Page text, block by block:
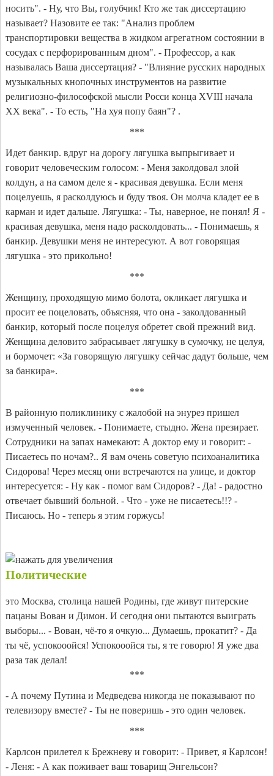
носить". - Ну, что Вы, голубчик! Кто же так диссертацию
называет? Назовите ее так: "Анализ проблем
транспортировки вещества в жидком агрегатном состоянии в
сосудах с перфорированным дном". - Профессор, а как
называлась Ваша диссертация? - "Влияние русских народных
музыкальных кнопочных инструментов на развитие
религиозно-философской мысли Росси конца ХVIII начала
ХХ века". - То есть, "На хуя попу баян"? .
***
Идет банкир. вдруг на дорогу лягушка выпрыгивает и
говорит человеческим голосом: - Меня заколдовал злой
колдун, а на самом деле я - красивая девушка. Если меня
поцелуешь, я расколдуюсь и буду твоя. Он молча кладет ее в
карман и идет дальше. Лягушка: - Ты, наверное, не понял! Я -
красивая девушка, меня надо расколдовать... - Понимаешь, я
банкир. Девушки меня не интересуют. А вот говорящая
лягушка - это прикольно!
***
Женщину, проходящую мимо болота, окликает лягушка и
просит ее поцеловать, объясняя, что она - заколдованный
банкир, который после поцелуя обретет свой прежний вид.
Женщина деловито забрасывает лягушку в сумочку, не целуя,
и бормочет: «За говорящую лягушку сейчас дадут больше, чем
за банкира».
***
В районную поликлинику с жалобой на энурез пришел
измученный человек. - Понимаете, стыдно. Жена презирает.
Сотрудники на запах намекают: А доктор ему и говорит: -
Писаетесь по ночам?.. Я вам очень советую психоаналитика
Сидорова! Через месяц они встречаются на улице, и доктор
интересуется: - Ну как - помог вам Сидоров? - Да! - радостно
отвечает бывший больной. - Что - уже не писаетесь!!? -
Писаюсь. Но - теперь я этим горжусь!
Политические
это Москва, столица нашей Родины, где живут питерские
пацаны Вован и Димон. И сегодня они пытаются выиграть
выборы... - Вован, чё-то я очкую... Думаешь, прокатит? - Да
ты чё, успокооойся! Успокооойся ты, я те говорю! Я уже два
раза так делал!
***
- А почему Путина и Медведева никогда не показывают по
телевизору вместе? - Ты не поверишь - это один человек.
***
Карлсон прилетел к Брежневу и говорит: - Привет, я Карлсон!
- Леня: - А как поживает ваш товарищ Энгельсон?